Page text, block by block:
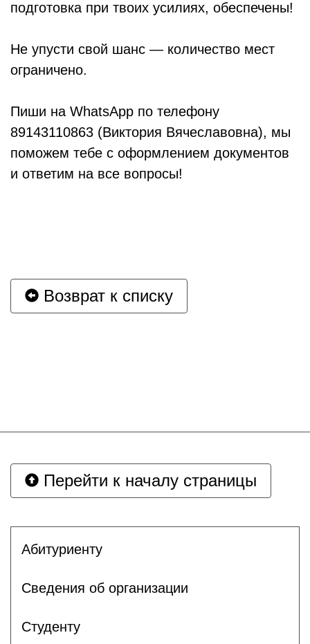
подготовка при твоих усилиях, обеспечены!
Не упусти свой шанс — количество мест
ограничено.
Пиши на WhatsApp по телефону
89143110863 (Виктория Вячеславовна), мы
поможем тебе с оформлением документов
и ответим на все вопросы!
Возврат к списку
Перейти к началу страницы
Абитуриенту
Сведения об организации
Студенту